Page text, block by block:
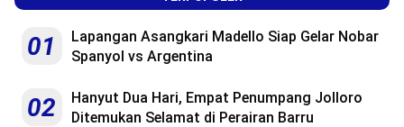
01
Lapangan Asangkari Madello Siap Gelar Nobar
Spanyol vs Argentina
02
Hanyut Dua Hari, Empat Penumpang Jolloro
Ditemukan Selamat di Perairan Barru